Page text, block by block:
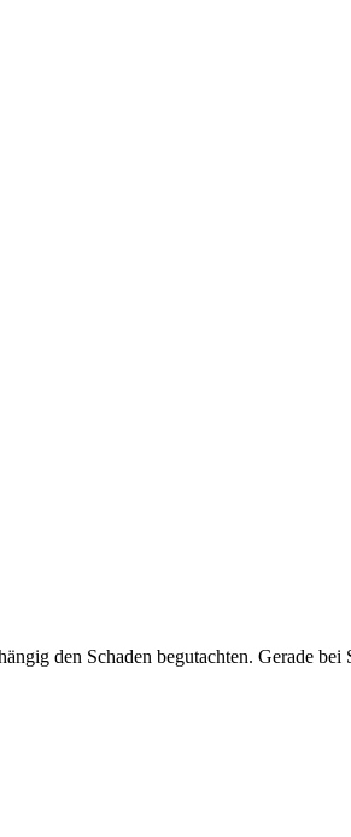
den Schaden begutachten. Gerade bei